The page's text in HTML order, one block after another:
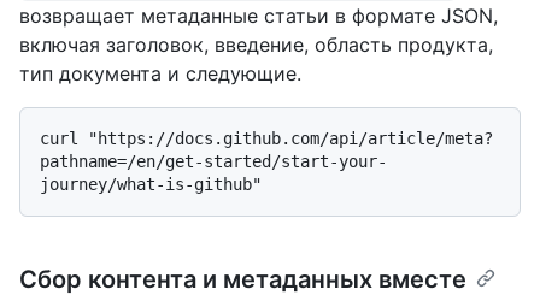
возвращает метаданные статьи в формате JSON,
включая заголовок, введение, область продукта,
тип документа и следующие.
curl "https://docs.github.com/api/article/meta?
pathname=/en/get-started/start-your-
Сбор контента и метаданных вместе